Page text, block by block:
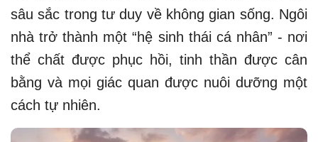
sâu sắc trong tư duy về không gian sống. Ngôi
nhà trở thành một “hệ sinh thái cá nhân” - nơi
thể chất được phục hồi, tinh thần được cân
bằng và mọi giác quan được nuôi dưỡng một
cách tự nhiên.